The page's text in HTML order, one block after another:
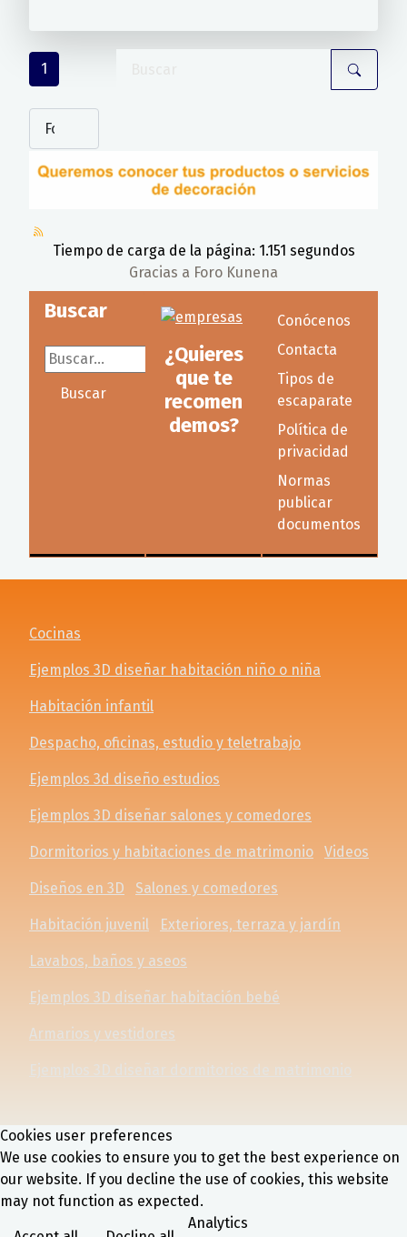
1
Tiempo de carga de la página: 1.151 segundos
Gracias a Foro Kunena
Buscar
Buscar...
Buscar
¿Quieres
que te
recomen
demos?
Conócenos
Contacta
Tipos de
escaparate
Política de
privacidad
Normas
publicar
documentos
Cocinas
Ejemplos 3D diseñar habitación niño o niña
Habitación infantil
Despacho, oficinas, estudio y teletrabajo
Ejemplos 3d diseño estudios
Ejemplos 3D diseñar salones y comedores
Dormitorios y habitaciones de matrimonio Videos
Diseños en 3D Salones y comedores
Habitación juvenil Exteriores, terraza y jardín
Lavabos, baños y aseos
Ejemplos 3D diseñar habitación bebé
Armarios y vestidores
Ejemplos 3D diseñar dormitorios de matrimonio
Cookies user preferences
We use cookies to ensure you to get the best experience on
our website. If you decline the use of cookies, this website
may not function as expected.
Analytics